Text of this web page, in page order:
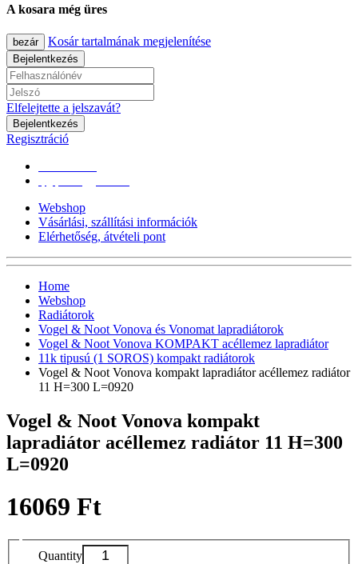
A kosara még üres
bezár Kosár tartalmának megjelenítése
Bejelentkezés
Elfelejtette a jelszavát?
Bejelentkezés
Regisztráció
Webshop
Vásárlási, szállítási információk
Elérhetőség, átvételi pont
Home
Webshop
Radiátorok
Vogel & Noot Vonova és Vonomat lapradiátorok
Vogel & Noot Vonova KOMPAKT acéllemez lapradiátor
11k tipusú (1 SOROS) kompakt radiátorok
Vogel & Noot Vonova kompakt lapradiátor acéllemez radiátor
11 H=300 L=0920
Vogel & Noot Vonova kompakt
lapradiátor acéllemez radiátor 11 H=300
L=0920
16069 Ft
Quantity